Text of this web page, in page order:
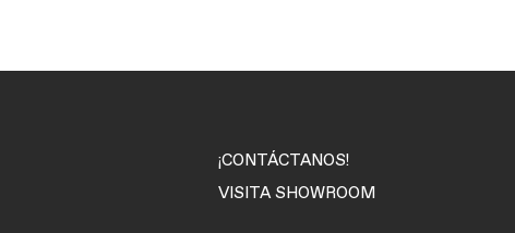
¡CONTÁCTANOS!
VISITA SHOWROOM